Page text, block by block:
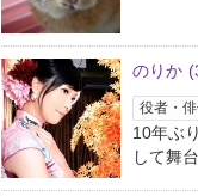
のりか
役者・
10年ぶ
して舞